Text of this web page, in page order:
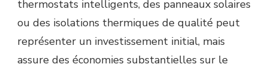
thermostats intelligents, des panneaux solaires
ou des isolations thermiques de qualité peut
représenter un investissement initial, mais
assure des économies substantielles sur le